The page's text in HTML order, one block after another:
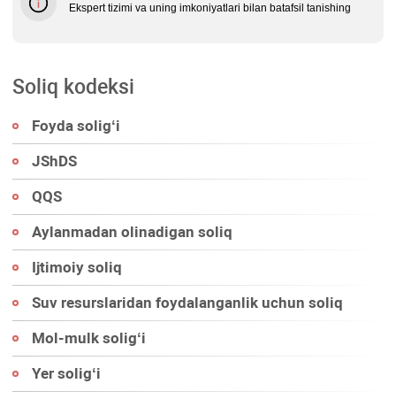
Ekspert tizimi va uning imkoniyatlari bilan batafsil tanishing
Soliq kodeksi
Foyda soligʻi
JShDS
QQS
Aylanmadan olinadigan soliq
Ijtimoiy soliq
Suv resurslaridan foydalanganlik uchun soliq
Mol-mulk soligʻi
Yer soligʻi